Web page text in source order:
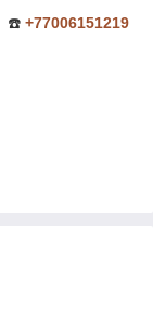
☎️ +77006151219